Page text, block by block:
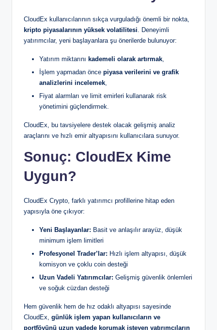
CloudEx kullanıcılarının sıkça vurguladığı önemli bir nokta,
kripto piyasalarının yüksek volatilitesi . Deneyimli
yatırımcılar, yeni başlayanlara şu önerilerde bulunuyor:
Yatırım miktarını kademeli olarak artırmak
İşlem yapmadan önce piyasa verilerini ve grafik
analizlerini incelemek
Fiyat alarmları ve limit emirleri kullanarak risk
yönetimini güçlendirmek.
CloudEx, bu tavsiyelere destek olacak gelişmiş analiz
araçlarını ve hızlı emir altyapısını kullanıcılara sunuyor.
Sonuç: CloudEx Kime
Uygun?
CloudEx Crypto, farklı yatırımcı profillerine hitap eden
yapısıyla öne çıkıyor:
Yeni Başlayanlar: Basit ve anlaşılır arayüz, düşük
minimum işlem limitleri
Profesyonel Trader’lar: Hızlı işlem altyapısı, düşük
komisyon ve çoklu coin desteği
Uzun Vadeli Yatırımcılar: Gelişmiş güvenlik önlemleri
ve soğuk cüzdan desteği
Hem güvenlik hem de hız odaklı altyapısı sayesinde
CloudEx, günlük işlem yapan kullanıcıların ve
portföyünü uzun vadede korumak isteyen yatırımcıların